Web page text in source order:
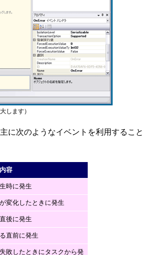
します）
に次のようなイベントを利用すること
容
時に発生
変化したときに発生
後に発生
直前に発生
敗したときにタスクから発